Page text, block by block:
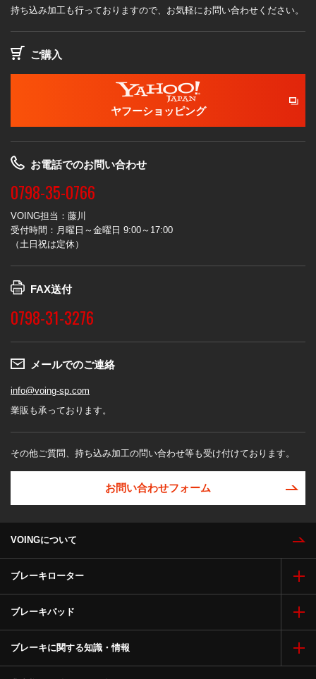
持ち込み加工も行っておりますので、お気軽にお問い合わせください。
ご購入
ヤフーショッピング
お電話でのお問い合わせ
0798-35-0766
VOING担当：藤川
受付時間：月曜日～金曜日 9:00～17:00
（土日祝は定休）
FAX送付
0798-31-3276
メールでのご連絡
info@voing-sp.com
業販も承っております。
その他ご質問、持ち込み加工の問い合わせ等も受け付けております。
お問い合わせフォーム
VOINGについて
ブレーキローター
ブレーキパッド
ブレーキに関する知識・情報